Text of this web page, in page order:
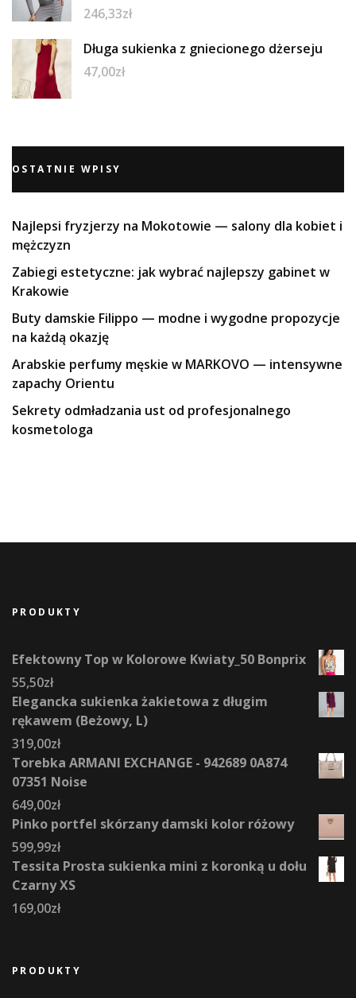
246,33zł
Długa sukienka z gniecionego dżerseju
47,00zł
OSTATNIE WPISY
Najlepsi fryzjerzy na Mokotowie — salony dla kobiet i
mężczyzn
Zabiegi estetyczne: jak wybrać najlepszy gabinet w
Krakowie
Buty damskie Filippo — modne i wygodne propozycje
na każdą okazję
Arabskie perfumy męskie w MARKOVO — intensywne
zapachy Orientu
Sekrety odmładzania ust od profesjonalnego
kosmetologa
PRODUKTY
Efektowny Top w Kolorowe Kwiaty_50 Bonprix
55,50zł
Elegancka sukienka żakietowa z długim
rękawem (Beżowy, L)
319,00zł
Torebka ARMANI EXCHANGE - 942689 0A874
07351 Noise
649,00zł
Pinko portfel skórzany damski kolor różowy
599,99zł
Tessita Prosta sukienka mini z koronką u dołu
Czarny XS
169,00zł
PRODUKTY